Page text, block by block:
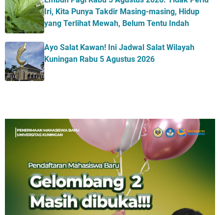
Iri, Kita Punya Takdir Masing-masing, Hidup
yang Terlihat Mewah, Belum Tentu Indah
Ayo Salat Kawan! Ini Jadwal Salat Wilayah
Kuningan Rabu 5 Agustus 2026